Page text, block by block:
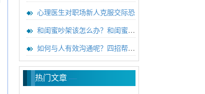
心理医生对职场新人克服交际恐
和闺蜜吵架该怎么办？和闺蜜吵架
如何与人有效沟通呢？四招帮你成
热门文章—